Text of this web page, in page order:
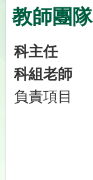
教師團隊
科主任
科組老師
負責項目